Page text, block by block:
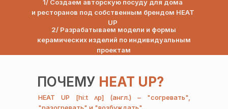
ПОЧЕМУ HEAT UP?
HEAT UP [hiːt ʌp] (англ.) – "согревать",
2/ Разрабатываем модели и формы
керамических изделий по индивидуальным
проектам
1/ Создаем авторскую посуду для дома
и ресторанов под собственным брендом HEAT
UP